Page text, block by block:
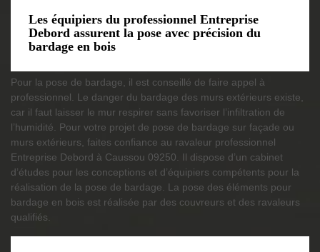
Les équipiers du professionnel Entreprise
Debord assurent la pose avec précision du
bardage en bois
Pour la pose de bardage, il est conseillé de faire appel à
professionnel. Le danger du bardage des murs extérieurs existe,
car il faut laisser le mur respirer sans favoriser l’infiltration de
l’humidité. Pour votre projet de pose de bardage sur façade ou
murs extérieurs, faites confiance au ravaleur professionnel
Entreprise Debord à Caussou 09250. Il dispose d’un cabinet
d’études pour les conceptions et d’équipiers compétents pour la
réalisation de la pose de bardage. La pose des éléments pour
bardage en bois est réalisée par des couvreurs et des ravaleurs
qualifiés.